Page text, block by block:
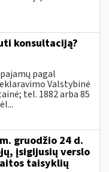
konsultaciją?
pagal
Valstybinė
tel. 1882 arba 85
gruodžio 24 d.
įsigijusių verslo
taisyklių